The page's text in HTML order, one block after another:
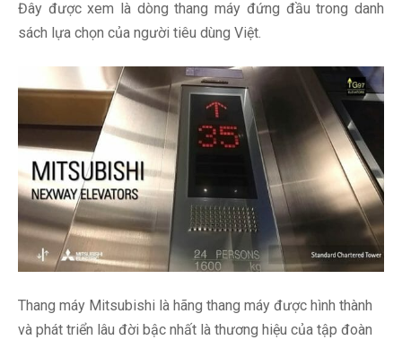
Đây được xem là dòng thang máy đứng đầu trong danh
sách lựa chọn của người tiêu dùng Việt.
Thang máy Mitsubishi là hãng thang máy được hình thành
và phát triển lâu đời bậc nhất là thương hiệu của tập đoàn